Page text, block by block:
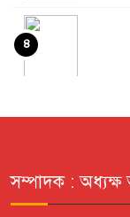
৪
সম্পাদক :